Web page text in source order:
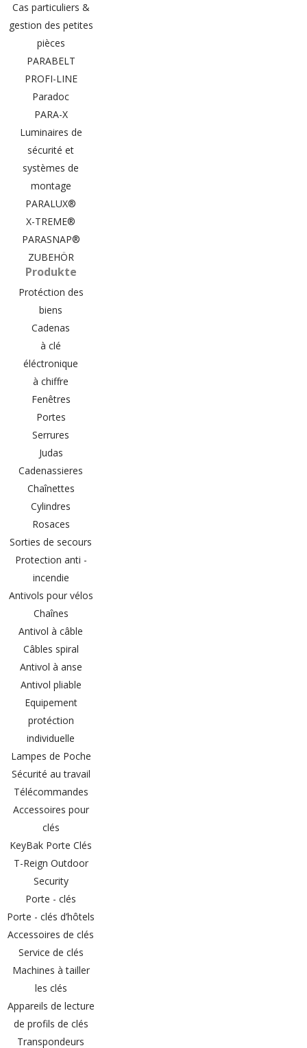
Cas particuliers &
gestion des petites
pièces
PARABELT
PROFI-LINE
Paradoc
PARA-X
Luminaires de
sécurité et
systèmes de
montage
PARALUX®
X-TREME®
PARASNAP®
ZUBEHÖR
Produkte
Protéction des
biens
Cadenas
à clé
éléctronique
à chiffre
Fenêtres
Portes
Serrures
Judas
Cadenassieres
Chaînettes
Cylindres
Rosaces
Sorties de secours
Protection anti -
incendie
Antivols pour vélos
Chaînes
Antivol à câble
Câbles spiral
Antivol à anse
Antivol pliable
Equipement
protéction
individuelle
Lampes de Poche
Sécurité au travail
Télécommandes
Accessoires pour
clés
KeyBak Porte Clés
T-Reign Outdoor
Security
Porte - clés
Porte - clés d’hôtels
Accessoires de clés
Service de clés
Machines à tailler
les clés
Appareils de lecture
de profils de clés
Transpondeurs